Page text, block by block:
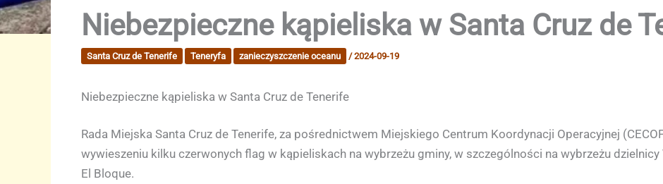
Niebezpieczne kąpieliska w Santa Cruz de
Santa Cruz de Tenerife Teneryfa zanieczyszczenie oceanu /2024-09-19
Niebezpieczne kąpieliska w Santa Cruz de Tenerife
Rada Miejska Santa Cruz de Tenerife, za pośrednictwem Miejskiego Centrum Koordynacji Operacyjnej
wywieszeniu kilku czerwonych flag w kąpieliskach na wybrzeżu gminy, w szczególności na wybrzeżu
El Bloque.